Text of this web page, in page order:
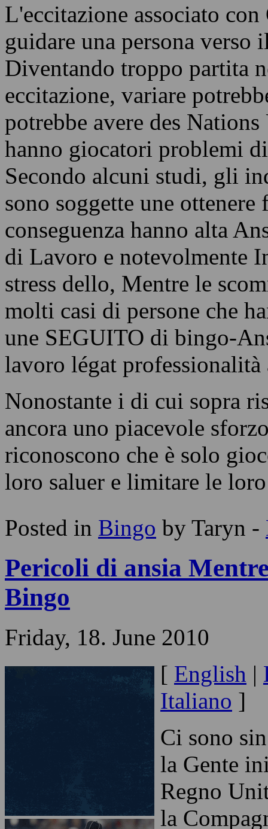
L'eccitazione associato
guidare una persona
Diventando troppo partita
eccitazione, variare
potrebbe avere des
hanno giocatori problemi
Secondo alcuni studi, gli
sono soggette une
conseguenza hanno alta
di Lavoro e notevolmente
stress dello, Mentre le
molti casi di persone che
une SEGUITO di bingo-
lavoro légat professionalità
Nonostante i di cui sopra
ancora uno piacevole
riconoscono che è solo
loro saluer e limitare le
Posted in Bingo by Taryn -
Pericoli di ansia
Bingo
Friday, 18. June 2010
[ English |
Italiano ]
Ci sono
la Gente
Regno
la